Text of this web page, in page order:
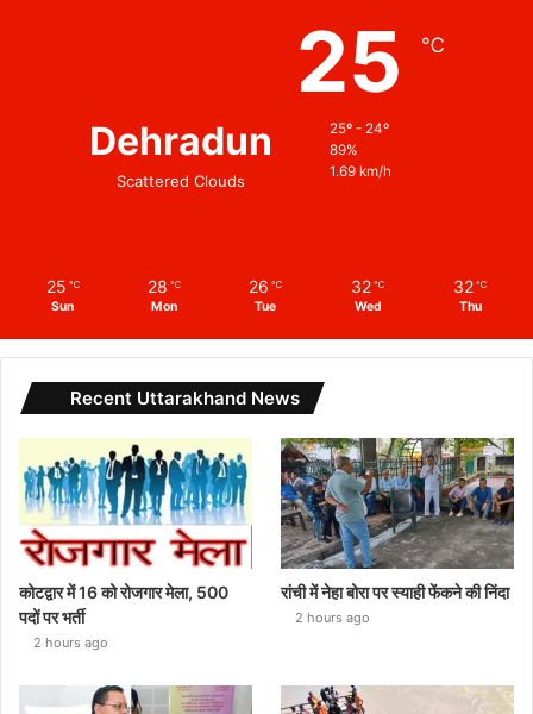
Dehradun
Scattered Clouds
25 ℃
25º - 24º
89%
1.69 km/h
25 ℃
Sun
28 ℃
Mon
26 ℃
Tue
32 ℃
Wed
32 ℃
Thu
Recent Uttarakhand News
कोटद्वार में 16 को रोजगार मेला, 500
पदों पर भर्ती
2 hours ago
रांची में नेहा बोरा पर स्याही फेंकने की निंदा
2 hours ago